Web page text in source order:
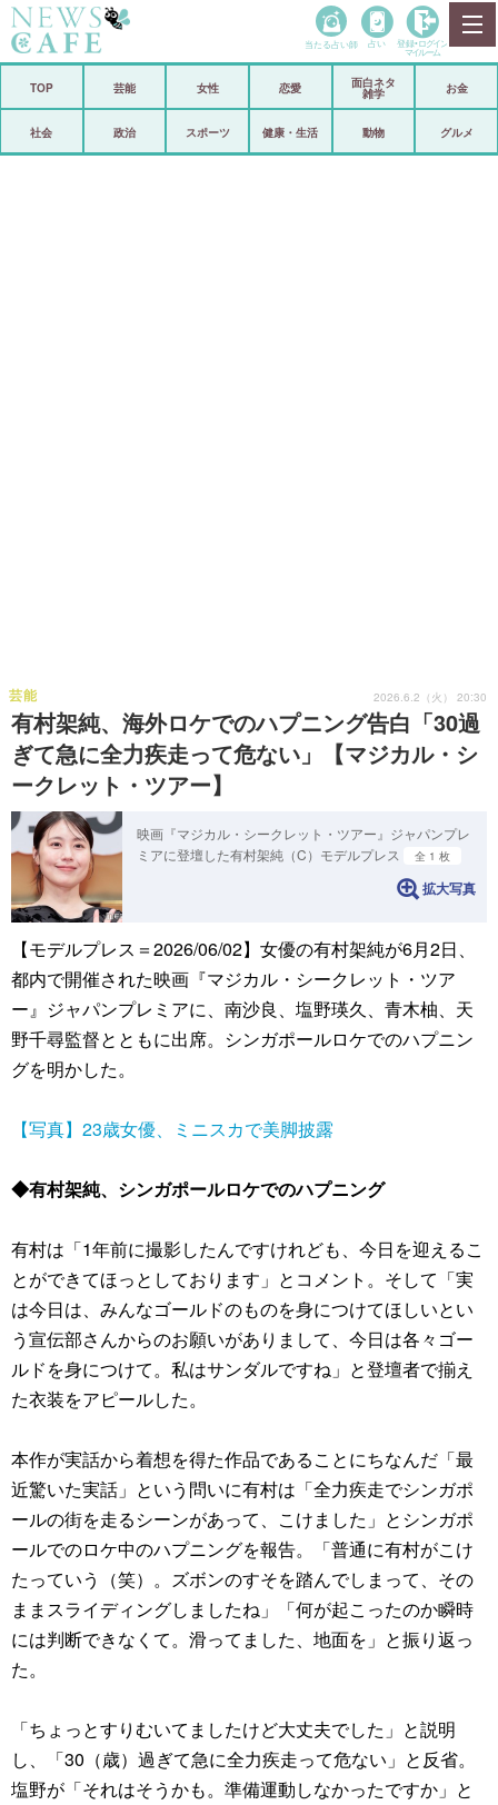
政治
当たる占い師 占い 登録• ログイン
マイルーム
TOP 芸能 女性 恋愛
面白ネタ
雑学
お金
社会 政治 スポーツ 健康・生活 動物 グルメ
有村架純、海外ロケでのハプニング告白「30過
ぎて急に全力疾走って危ない」【マジカル・シ
ークレット・ツアー】
芸能 2026.6.2（火） 20:30
映画『マジカル・シークレット・ツアー』ジャパンプレ
ミアに登壇した有村架純（C）モデルプレス
全 1 枚
拡大写真
【モデルプレス＝2026/06/02】女優の有村架純が6月2日、
都内で開催された映画『マジカル・シークレット・ツア
ー』ジャパンプレミアに、南沙良、塩野瑛久、青木柚、天
野千尋監督とともに出席。シンガポールロケでのハプニン
グを明かした。
【写真】23歳女優、ミニスカで美脚披露
◆有村架純、シンガポールロケでのハプニング
有村は「1年前に撮影したんですけれども、今日を迎えるこ
とができてほっとしております」とコメント。そして「実
は今日は、みんなゴールドのものを身につけてほしいとい
う宣伝部さんからのお願いがありまして、今日は各々ゴー
ルドを身につけて。私はサンダルですね」と登壇者で揃え
た衣装をアピールした。
本作が実話から着想を得た作品であることにちなんだ「最
近驚いた実話」という問いに有村は「全力疾走でシンガポ
ールの街を走るシーンがあって、こけました」とシンガポ
ールでのロケ中のハプニングを報告。「普通に有村がこけ
たっていう（笑）。ズボンのすそを踏んでしまって、その
ままスライディングしましたね」「何が起こったのか瞬時
には判断できなくて。滑ってました、地面を」と振り返っ
た。
「ちょっとすりむいてましたけど大丈夫でした」と説明
し、「30（歳）過ぎて急に全力疾走って危ない」と反省。
塩野が「それはそうかも。準備運動しなかったですか」と